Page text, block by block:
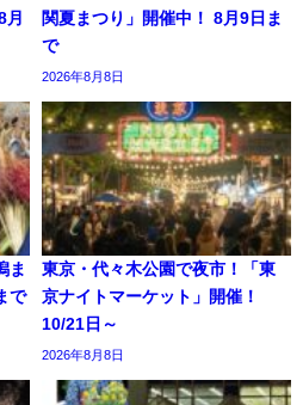
月
関夏まつり」開催中！ 8月9日ま
で
2026年8月8日
ま
で
東京・代々木公園で夜市！「東
京ナイトマーケット」開催！
10/21日～
2026年8月8日